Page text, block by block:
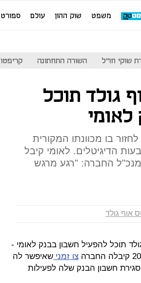
משפט שוק ההון עולם ספורט
שוקי חו"ל השורה התחתונה קריפטו
גולד תוכל
בו מכוונתו המקורית
הדיגיטלים. לאומי קיבל
החברה: "רגע מרגש
אוף גולד
תוכל להפעיל חשבון בבנק לאומי -
צו זמני שאיפשר לה
חשבון הבנק שלה לפעילות